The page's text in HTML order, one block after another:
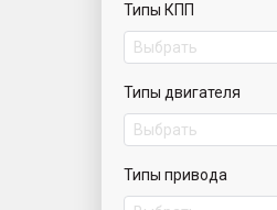
Типы КПП
Выбрать
Типы двигателя
Выбрать
Типы привода